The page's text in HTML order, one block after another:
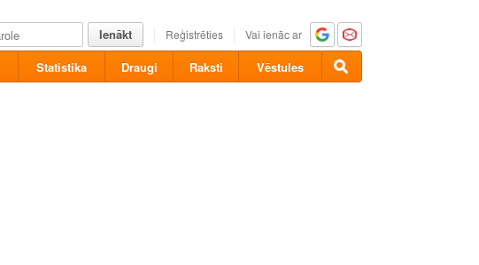
Ienākt Reģistrēties Vai ienāc ar
Statistika Draugi Raksti Vēstules